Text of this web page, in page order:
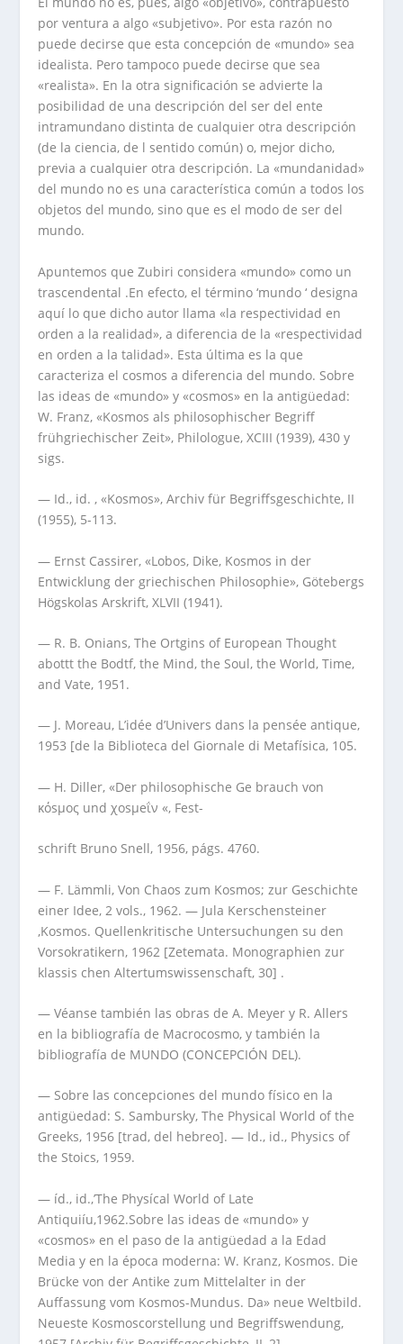
por ventura a algo «subjetivo». Por esta razón no
puede decirse que esta concepción de «mundo» sea
idealista. Pero tampoco puede decirse que sea
«realista». En la otra significación se advierte la
posibilidad de una descripción del ser del ente
intramundano distinta de cualquier otra descripción
(de la ciencia, de l sentido común) o, mejor dicho,
previa a cualquier otra descripción. La «mundanidad»
del mundo no es una característica común a todos los
objetos del mundo, sino que es el modo de ser del
mundo.
Apuntemos que Zubiri considera «mundo» como un
trascendental .En efecto, el término ‘mundo ‘ designa
aquí lo que dicho autor llama «la respectividad en
orden a la realidad», a diferencia de la «respectividad
en orden a la talidad». Esta última es la que
caracteriza el cosmos a diferencia del mundo. Sobre
las ideas de «mundo» y «cosmos» en la antigüedad:
W. Franz, «Kosmos als philosophischer Begriff
frühgriechischer Zeit», Philologue, XCIII (1939), 430 y
sigs.
— Id., id. , «Kosmos», Archiv für Begriffsgeschichte, II
(1955), 5-113.
— Ernst Cassirer, «Lobos, Dike, Kosmos in der
Entwicklung der griechischen Philosophie», Götebergs
Högskolas Arskrift, XLVII (1941).
— R. B. Onians, The Ortgins of European Thought
abottt the Bodtf, the Mind, the Soul, the World, Time,
and Vate, 1951.
— J. Moreau, L’idée d’Univers dans la pensée antique,
1953 [de la Biblioteca del Giornale di Metafísica, 105.
— H. Diller, «Der philosophische Ge brauch von
κόsµος und χοsµeΐν «, Fest-
schrift Bruno Snell, 1956, págs. 4760.
— F. Lämmli, Von Chaos zum Kosmos; zur Geschichte
einer Idee, 2 vols., 1962. — Jula Kerschensteiner
,Kosmos. Quellenkritische Untersuchungen su den
Vorsokratikern, 1962 [Zetemata. Monographien zur
klassis chen Altertumswissenschaft, 30] .
— Véanse también las obras de A. Meyer y R. Allers
en la bibliografía de Macrocosmo, y también la
bibliografía de MUNDO (CONCEPCIÓN DEL).
— Sobre las concepciones del mundo físico en la
antigüedad: S. Sambursky, The Physical World of the
Greeks, 1956 [trad, del hebreo]. — Id., id., Physics of
the Stoics, 1959.
— íd., id.,’The Physícal World of Late
Antiquiíu,1962.Sobre las ideas de «mundo» y
«cosmos» en el paso de la antigüedad a la Edad
Media y en la época moderna: W. Kranz, Kosmos. Die
Brücke von der Antike zum Mittelalter in der
Auffassung vom Kosmos-Mundus. Da» neue Weltbild.
Neueste Kosmoscorstellung und Begriffswendung,